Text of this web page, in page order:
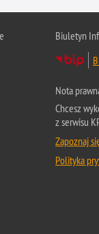
Biuletyn
Nota
Chcesz
z serwisu
Zapoznaj
Polityka